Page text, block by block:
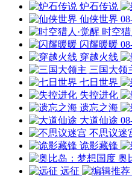
炉石传说
仙侠世界
时空猎
闪耀暖暖
穿越火线
三国大领
七日世界
失控进化
遗忘之海
大道仙途
不思议迷
诡影藏锋
奥
远征